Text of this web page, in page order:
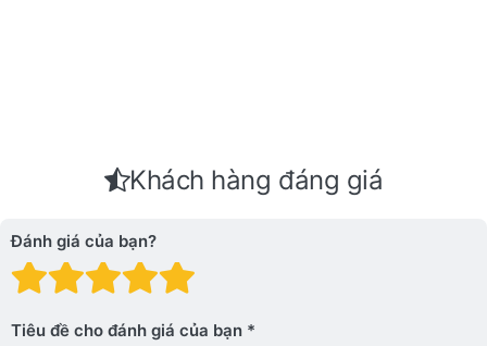
Khách hàng đáng giá
Đánh giá của bạn?
Đánh giá: 4 trên 5
Đánh giá: 3 trên 5 sao.
Đánh giá: 2 trên 5 sao.
Đánh giá: 1 trên 5 sao. Xấu
Tiêu đề cho đánh giá của bạn